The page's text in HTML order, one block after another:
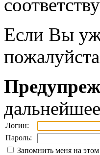
Если Вы
Логин:
Пароль:
Запомнить меня на